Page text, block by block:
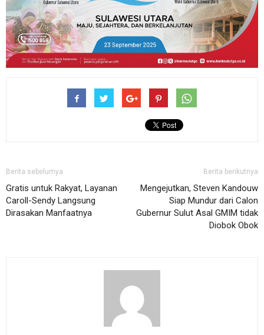
Berita sebelumya
Gratis untuk Rakyat, Layanan
Caroll-Sendy Langsung
Dirasakan Manfaatnya
Berita berikutnya
Mengejutkan, Steven Kandouw
Siap Mundur dari Calon
Gubernur Sulut Asal GMIM tidak
Diobok Obok